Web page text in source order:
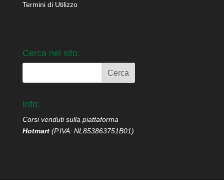
Termini di Utilizzo
Cerca nel sito:
Info:
Corsi venduti sulla piattaforma
Hotmart(P.IVA: NL853863751B01)